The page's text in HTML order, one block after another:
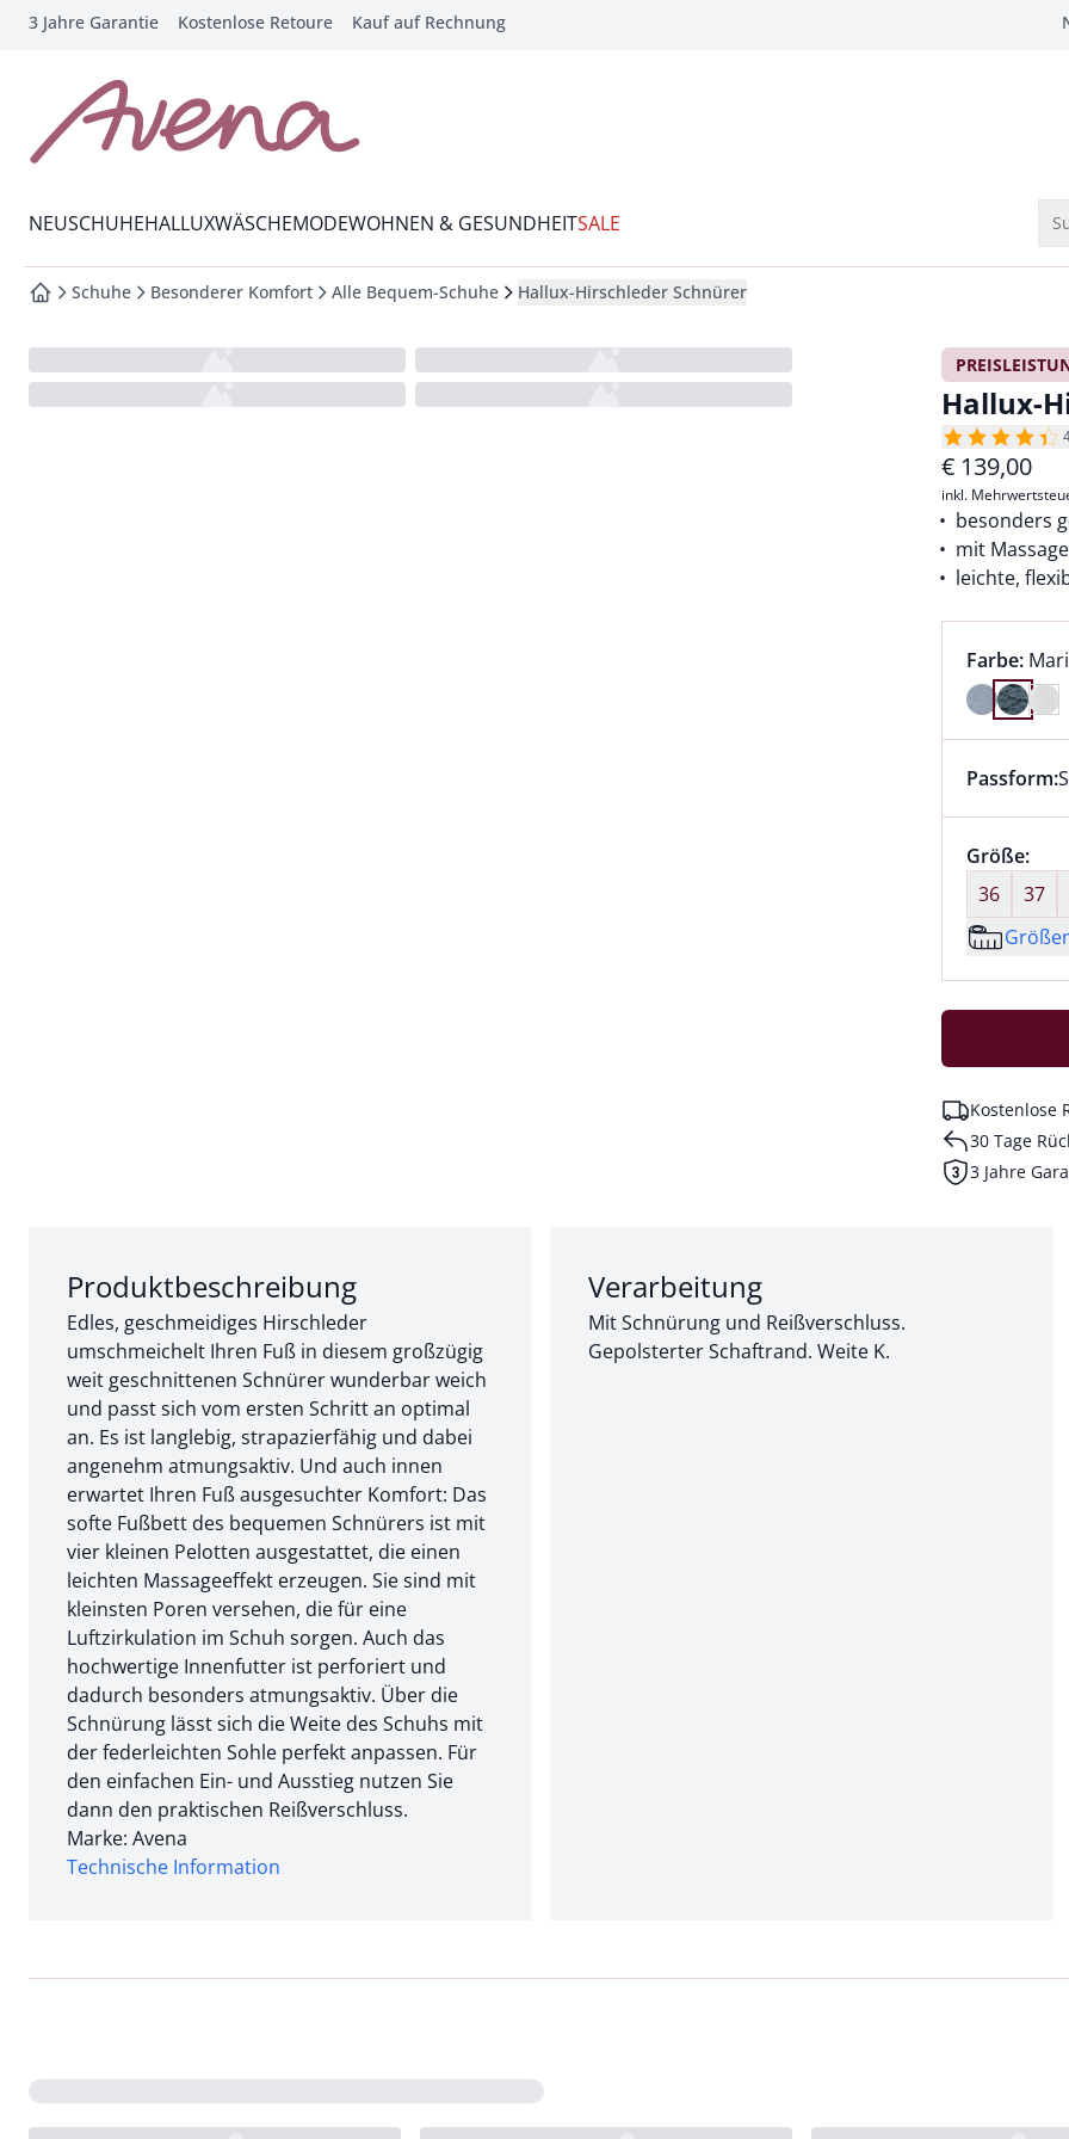
springen
springen
springen
springen
3 Jahre Garantie Kostenlose Retoure Kauf auf Rechnung
zur Startseite
Wechsel in das Menü mit Pfeil-Runter Taste
NEUSCHUHEHALLUXWÄSCHEMODEWOHNEN & GESUNDHEITSALE
zur Startseite
Schuhe Besonderer Komfort Alle Bequem-Schuhe Hallux-Hirschleder Schnürer
Hallux-
€ 139,00
inkl.
besonders
mit
leichte,
Farbe:
Farbe
Dieser
Passform:
Größe:
36
37
Kostenlose
30 Tage
3 Jahre
Abschnitt 1 von 3:
Produktbeschreibung
Edles, geschmeidiges Hirschleder
umschmeichelt Ihren Fuß in diesem großzügig
weit geschnittenen Schnürer wunderbar weich
und passt sich vom ersten Schritt an optimal
an. Es ist langlebig, strapazierfähig und dabei
angenehm atmungsaktiv. Und auch innen
erwartet Ihren Fuß ausgesuchter Komfort: Das
softe Fußbett des bequemen Schnürers ist mit
vier kleinen Pelotten ausgestattet, die einen
leichten Massageeffekt erzeugen. Sie sind mit
kleinsten Poren versehen, die für eine
Luftzirkulation im Schuh sorgen. Auch das
hochwertige Innenfutter ist perforiert und
dadurch besonders atmungsaktiv. Über die
Schnürung lässt sich die Weite des Schuhs mit
der federleichten Sohle perfekt anpassen. Für
den einfachen Ein- und Ausstieg nutzen Sie
dann den praktischen Reißverschluss.
Marke: Avena
Technische Information
Abschnitt 2 von 3:
Verarbeitung
Mit Schnürung und Reißverschluss.
Gepolsterter Schaftrand. Weite K.